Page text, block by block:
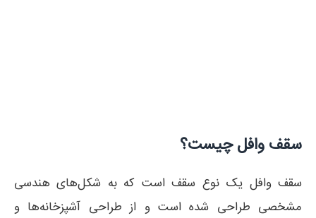
سقف وافل چیست؟
سقف وافل یک نوع سقف است که به شکل‌های هندسی
مشخصی طراحی شده است و از طراحی آشپزخانه‌ها و